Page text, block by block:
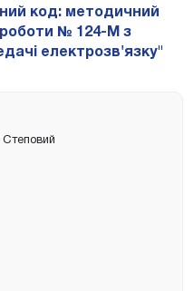
код: методичний
роботи № 124-М з
електрозв'язку"